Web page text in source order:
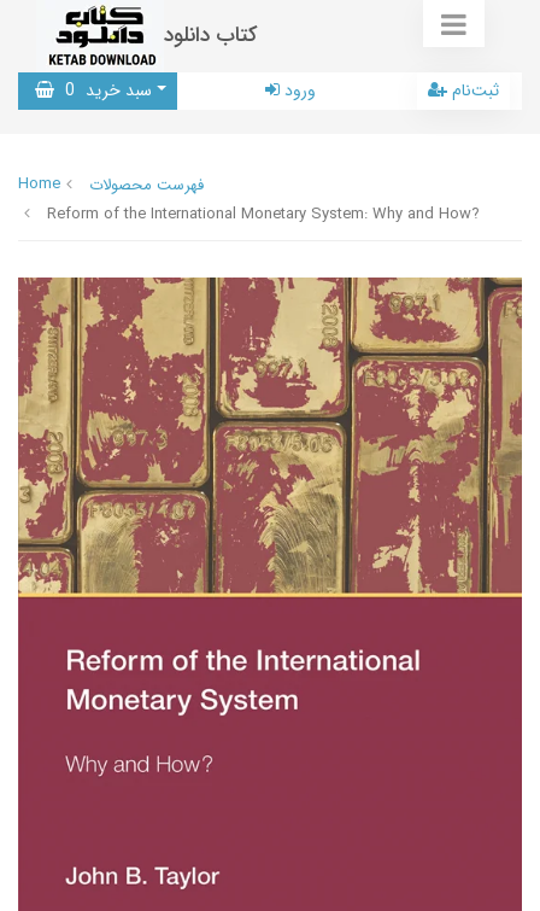
کتاب دانلود
سبد خرید 0 ورود ثبت‌نام
Home
فهرست محصولات
Reform of the International Monetary System: Why and How?